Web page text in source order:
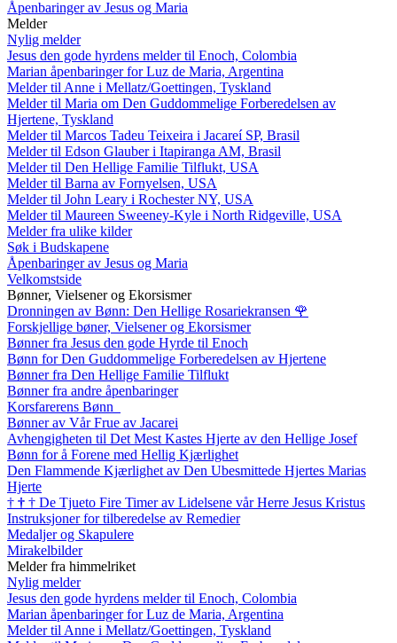
Åpenbaringer av Jesus og Maria
Melder
Nylig melder
Jesus den gode hyrdens melder til Enoch, Colombia
Marian åpenbaringer for Luz de Maria, Argentina
Melder til Anne i Mellatz/Goettingen, Tyskland
Melder til Maria om Den Guddommelige Forberedelsen av
Hjertene, Tyskland
Melder til Marcos Tadeu Teixeira i Jacareí SP, Brasil
Melder til Edson Glauber i Itapiranga AM, Brasil
Melder til Den Hellige Familie Tilflukt, USA
Melder til Barna av Fornyelsen, USA
Melder til John Leary i Rochester NY, USA
Melder til Maureen Sweeney-Kyle i North Ridgeville, USA
Melder fra ulike kilder
Søk i Budskapene
Åpenbaringer av Jesus og Maria
Velkomstside
Bønner, Vielsener og Ekorsismer
Dronningen av Bønn: Den Hellige Rosariekransen 🌹
Forskjellige bøner, Vielsener og Ekorsismer
Bønner fra Jesus den gode Hyrde til Enoch
Bønn for Den Guddommelige Forberedelsen av Hjertene
Bønner fra Den Hellige Familie Tilflukt
Bønner fra andre åpenbaringer
Korsfarerens Bønn
Bønner av Vår Frue av Jacarei
Avhengigheten til Det Mest Kastes Hjerte av den Hellige Josef
Bønn for å Forene med Hellig Kjærlighet
Den Flammende Kjærlighet av Den Ubesmittede Hjertes Marias
Hjerte
† † † De Tjueto Fire Timer av Lidelsene vår Herre Jesus Kristus
Instruksjoner for tilberedelse av Remedier
Medaljer og Skapulere
Mirakelbilder
Melder fra himmelriket
Nylig melder
Jesus den gode hyrdens melder til Enoch, Colombia
Marian åpenbaringer for Luz de Maria, Argentina
Melder til Anne i Mellatz/Goettingen, Tyskland